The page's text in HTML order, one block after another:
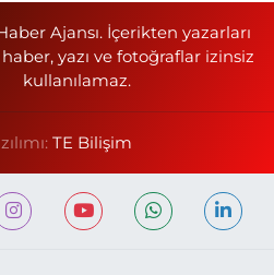
Ajansı. İçerikten yazarları
yazı ve fotoğraflar izinsiz
kullanılamaz.
TE Bilişim